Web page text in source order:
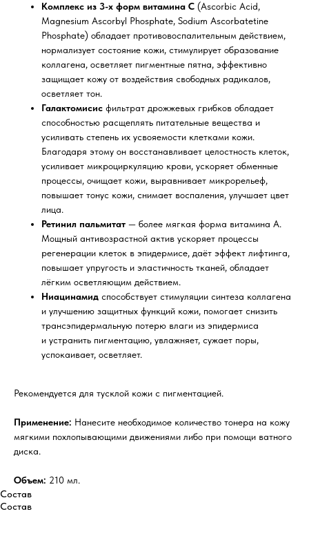
Комплекс из 3-х форм витамина С (Ascorbic Acid,
Magnesium Ascorbyl Phosphate, Sodium Ascorbatetine
Phosphate) обладает противовоспалительным действием,
нормализует состояние кожи, стимулирует образование
коллагена, осветляет пигментные пятна, эффективно
защищает кожу от воздействия свободных радикалов,
осветляет тон.
Галактомисис фильтрат дрожжевых грибков обладает
способностью расщеплять питательные вещества и
усиливать степень их усвояемости клетками кожи.
Благодаря этому он восстанавливает целостность клеток,
усиливает микроциркуляцию крови, ускоряет обменные
процессы, очищает кожи, выравнивает микрорельеф,
повышает тонус кожи, снимает воспаления, улучшает цвет
лица.
Ретинил пальмитат — более мягкая форма витамина А.
Мощный антивозрастной актив ускоряет процессы
регенерации клеток в эпидермисе, даёт эффект лифтинга,
повышает упругость и эластичность тканей, обладает
лёгким осветляющим действием.
Ниацинамид способствует стимуляции синтеза коллагена
и улучшению защитных функций кожи, помогает снизить
трансэпидермальную потерю влаги из эпидермиса
и устранить пигментацию, увлажняет, сужает поры,
успокаивает, осветляет.
Рекомендуется для тусклой кожи с пигментацией.
Применение: Нанесите необходимое количество тонера на кожу
мягкими похлопывающими движениями либо при помощи ватного
диска.
Объем: 210 мл.
Состав
Состав